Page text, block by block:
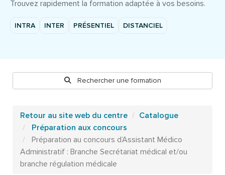
Trouvez rapidement la formation adaptée à vos besoins.
INTRA INTER PRÉSENTIEL DISTANCIEL
Rechercher une formation
Retour au site web du centre
Catalogue
Préparation aux concours
Préparation au concours d’Assistant Médico
Administratif : Branche Secrétariat médical et/ou
branche régulation médicale